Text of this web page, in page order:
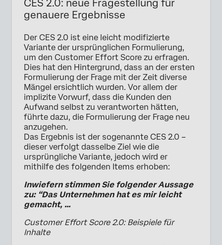
CES 2.0: neue Fragestellung für
genauere Ergebnisse
Der CES 2.0 ist eine leicht modifizierte
Variante der ursprünglichen Formulierung,
um den Customer Effort Score zu erfragen.
Dies hat den Hintergrund, dass an der ersten
Formulierung der Frage mit der Zeit diverse
Mängel ersichtlich wurden. Vor allem der
implizite Vorwurf, dass die Kunden den
Aufwand selbst zu verantworten hätten,
führte dazu, die Formulierung der Frage neu
anzugehen.
Das Ergebnis ist der sogenannte CES 2.0 –
dieser verfolgt dasselbe Ziel wie die
ursprüngliche Variante, jedoch wird er
mithilfe des folgenden Items erhoben:
Inwiefern stimmen Sie folgender Aussage
zu: “Das Unternehmen hat es mir leicht
gemacht, …
Customer Effort Score 2.0: Beispiele für
Inhalte